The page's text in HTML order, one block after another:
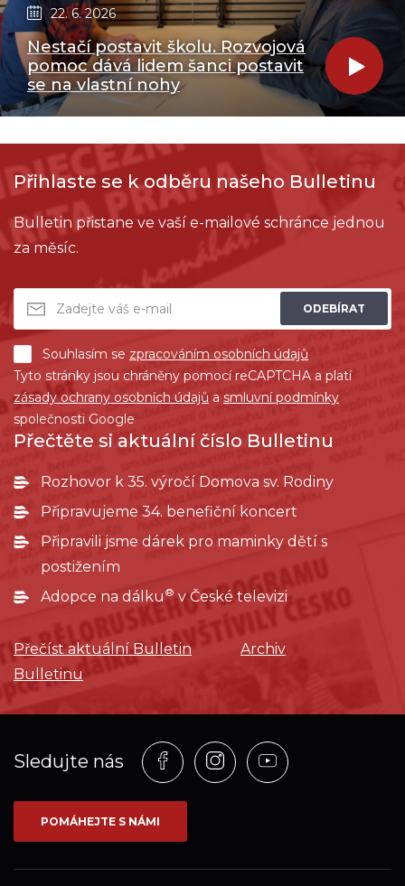
22. 6. 2026
Nestačí postavit školu. Rozvojová
pomoc dává lidem šanci postavit
se na vlastní nohy
Přihlaste se k odběru našeho Bulletinu
Bulletin přistane ve vaší e-mailové schránce jednou
za měsíc.
ODEBÍRAT
Souhlasím se zpracováním osobních údajů
Tyto stránky jsou chráněny pomocí reCAPTCHA a platí
zásady ochrany osobních údajů a smluvní podmínky
společnosti Google
Přečtěte si aktuální číslo Bulletinu
Rozhovor k 35. výročí Domova sv. Rodiny
Připravujeme 34. benefiční koncert
Připravili jsme dárek pro maminky dětí s
postižením
Adopce na dálku ®v České televizi
Přečíst aktuální Bulletin
Archiv
Bulletinu
Sledujte nás
Profil
na
síti_Facebook
Profil
na
Profil
na
POMÁHEJTE S NÁMI